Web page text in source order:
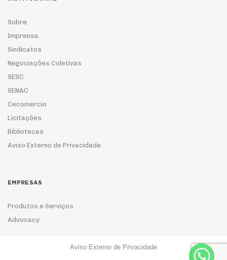
Sobre
Imprensa
Sindicatos
Negociações Coletivas
SESC
SENAC
Cecomercio
Licitações
Bibliotecas
Aviso Externo de Privacidade
EMPRESAS
Produtos e Serviços
Advocacy
Aviso Externo de Privacidade